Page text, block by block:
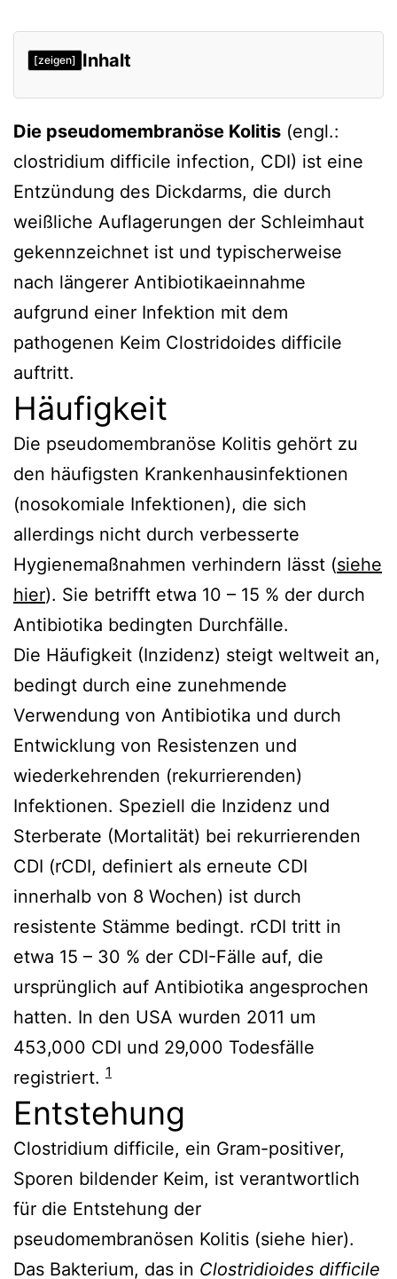
[zeigen] Inhalt
Die pseudomembranöse Kolitis (engl.:
clostridium difficile infection, CDI) ist eine
Entzündung des Dickdarms, die durch
weißliche Auflagerungen der Schleimhaut
gekennzeichnet ist und typischerweise
nach längerer Antibiotikaeinnahme
aufgrund einer Infektion mit dem
pathogenen Keim Clostridoides difficile
auftritt.
Häufigkeit
Die pseudomembranöse Kolitis gehört zu
den häufigsten Krankenhausinfektionen
(nosokomiale Infektionen), die sich
allerdings nicht durch verbesserte
Hygienemaßnahmen verhindern lässt (siehe
hier). Sie betrifft etwa 10 – 15 % der durch
Antibiotika bedingten Durchfälle.
Die Häufigkeit (Inzidenz) steigt weltweit an,
bedingt durch eine zunehmende
Verwendung von Antibiotika und durch
Entwicklung von Resistenzen und
wiederkehrenden (rekurrierenden)
Infektionen. Speziell die Inzidenz und
Sterberate (Mortalität) bei rekurrierenden
CDI (rCDI, definiert als erneute CDI
innerhalb von 8 Wochen) ist durch
resistente Stämme bedingt. rCDI tritt in
etwa 15 – 30 % der CDI-Fälle auf, die
ursprünglich auf Antibiotika angesprochen
hatten. In den USA wurden 2011 um
453,000 CDI und 29,000 Todesfälle
registriert. 1
Entstehung
Clostridium difficile, ein Gram-positiver,
Sporen bildender Keim, ist verantwortlich
für die Entstehung der
pseudomembranösen Kolitis (siehe hier).
Das Bakterium, das in Clostridioides difficile